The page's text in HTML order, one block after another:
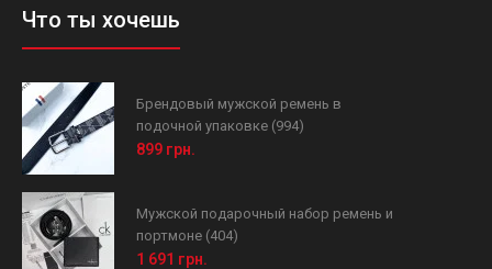
Что ты хочешь
Брендовый мужской ремень в
подочной упаковке (994)
899 грн.
Мужской подарочный набор ремень и
портмоне (404)
1 691 грн.